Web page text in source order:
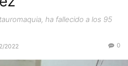
ha fallecido a los 95
2022 0